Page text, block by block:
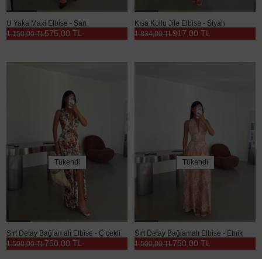
U Yaka Maxi Elbise - Sarı
575,00 TL
1.150,00 TL
Kısa Kollu Jile Elbise - Siyah
917,00 TL
1.834,00 TL
Tükendi
Sırt Detay Bağlamalı Elbise - Çiçekli
750,00 TL
1.500,00 TL
Tükendi
Sırt Detay Bağlamalı Elbise - Etnik
750,00 TL
1.500,00 TL